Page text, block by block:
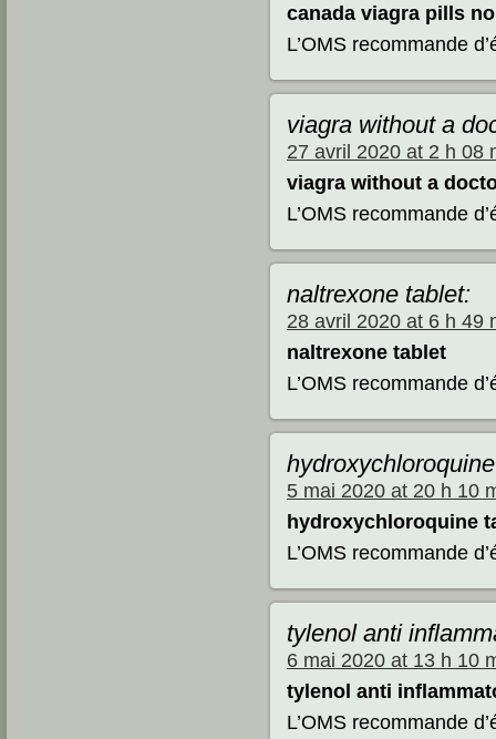
canada viagra pills
L’OMS recommande
viagra without a
27 avril 2020 at 2 h 08
viagra without a
L’OMS recommande
naltrexone tablet:
28 avril 2020 at 6 h 49
naltrexone tablet
L’OMS recommande
5 mai 2020 at 20 h 10
hydroxychloroquine
L’OMS recommande
tylenol anti
6 mai 2020 at 13 h 10
tylenol anti
L’OMS recommande